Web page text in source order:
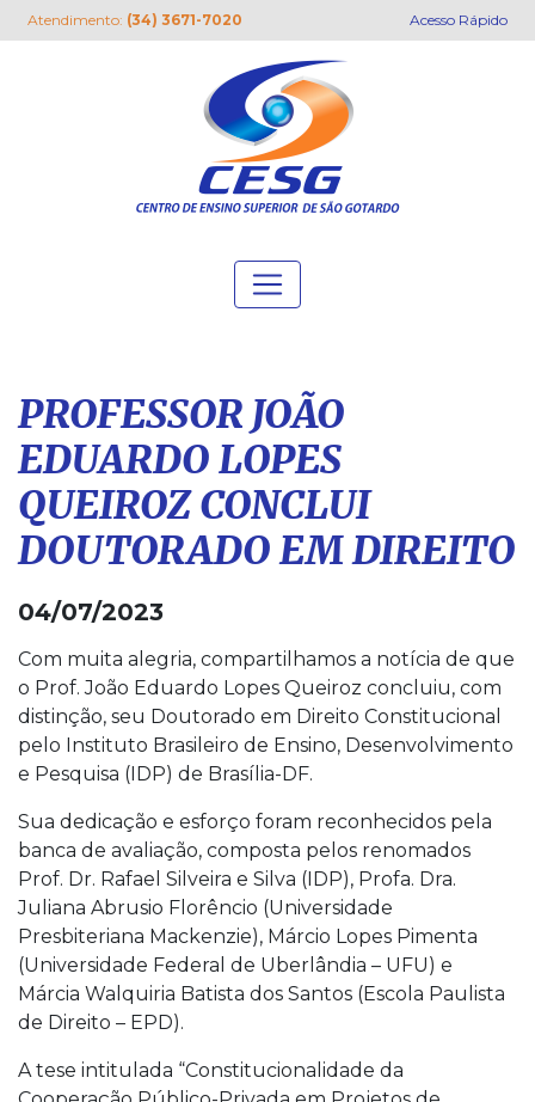
Atendimento: (34) 3671-7020 Acesso Rápido
PROFESSOR JOÃO
EDUARDO LOPES
QUEIROZ CONCLUI
DOUTORADO EM DIREITO
04/07/2023
Com muita alegria, compartilhamos a notícia de que
o Prof. João Eduardo Lopes Queiroz concluiu, com
distinção, seu Doutorado em Direito Constitucional
pelo Instituto Brasileiro de Ensino, Desenvolvimento
e Pesquisa (IDP) de Brasília-DF.
Sua dedicação e esforço foram reconhecidos pela
banca de avaliação, composta pelos renomados
Prof. Dr. Rafael Silveira e Silva (IDP), Profa. Dra.
Juliana Abrusio Florêncio (Universidade
Presbiteriana Mackenzie), Márcio Lopes Pimenta
(Universidade Federal de Uberlândia – UFU) e
Márcia Walquiria Batista dos Santos (Escola Paulista
de Direito – EPD).
A tese intitulada “Constitucionalidade da